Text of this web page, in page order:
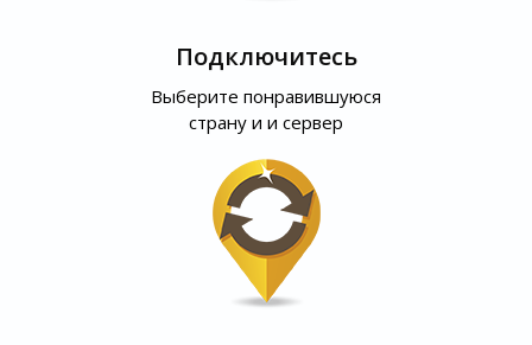
Подключитесь
Выберите понравившуюся
страну и и сервер